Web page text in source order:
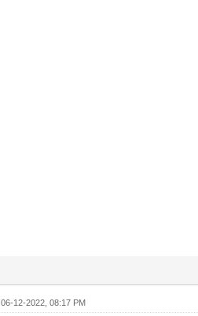
06-12-2022, 08:17 PM